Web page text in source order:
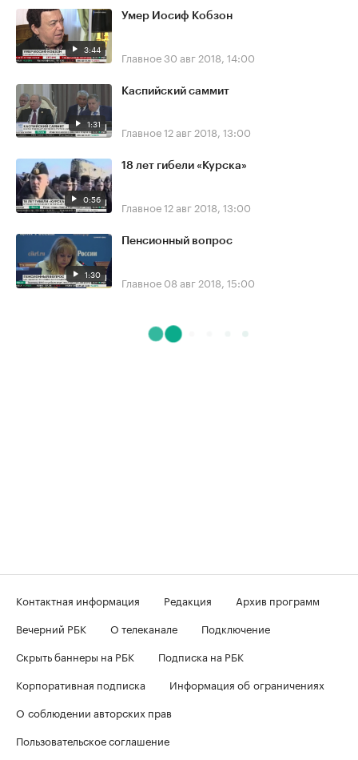
3:44
Умер Иосиф Кобзон
Главное30 авг 2018, 14:00
1:31
Каспийский саммит
Главное12 авг 2018, 13:00
0:56
18 лет гибели «Курска»
Главное12 авг 2018, 13:00
1:30
Пенсионный вопрос
Главное 08 авг 2018, 15:00
Контактная информация Редакция
Архив программ
Вечерний РБК
О телеканале
Подключение
Скрыть баннеры на РБК
Подписка на РБК
Корпоративная подписка
Информация об ограничениях
О соблюдении авторских прав
Пользовательское соглашение